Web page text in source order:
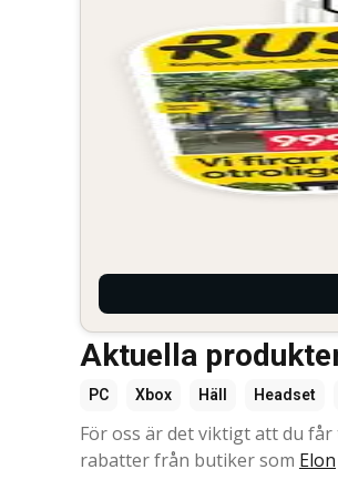
Aktuella
PC Xbox Häll Headset
För oss är det viktigt att du
rabatter från butiker som Elon